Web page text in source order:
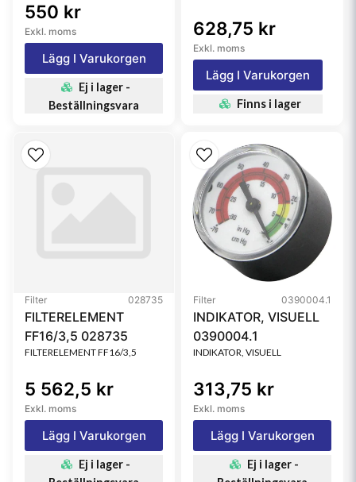
550 kr
Exkl. moms
Lägg I Varukorgen
Ej i lager -
Beställningsvara
628,75 kr
Exkl. moms
Lägg I Varukorgen
Finns i lager
Filter 028735
FILTERELEMENT
FF16/3,5 028735
FILTERELEMENT FF16/3,5
5 562,5 kr
Exkl. moms
Lägg I Varukorgen
Ej i lager -
Filter 0390004.1
INDIKATOR, VISUELL
0390004.1
INDIKATOR, VISUELL
313,75 kr
Exkl. moms
Lägg I Varukorgen
Ej i lager -